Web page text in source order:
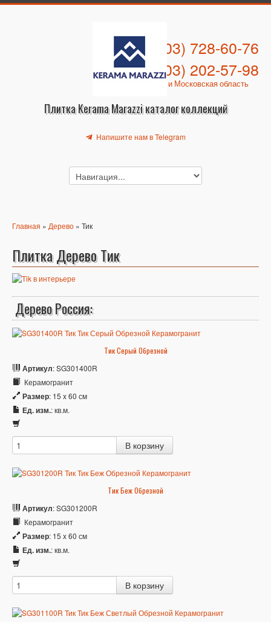
Плитка Kerama Marazzi каталог коллекций
+7 (903) 728-60-76
+7 (903) 202-57-98
Москва и Московская область
Напишите нам в Telegram
Главная » Дерево » Тик
Плитка Дерево Тик
Дерево Россия:
Тик Серый Обрезной
Артикул: SG301400R
Керамогранит
Размер: 15 x 60 см
Ед. изм.: кв.м.
Тик Беж Обрезной
Артикул: SG301200R
Керамогранит
Размер: 15 x 60 см
Ед. изм.: кв.м.